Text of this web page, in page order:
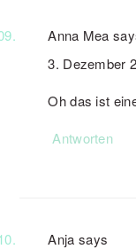
Anna Mea
3. Dezember
Oh das ist
Antworten
Anja says